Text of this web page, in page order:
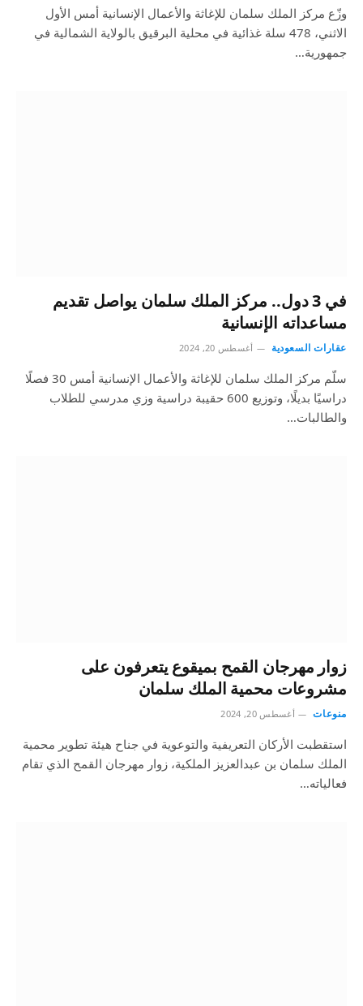
وزّع مركز الملك سلمان للإغاثة والأعمال الإنسانية أمس الأول
الاثني، 478 سلة غذائية في محلية البرقيق بالولاية الشمالية في
جمهورية…
في 3 دول.. مركز الملك سلمان يواصل تقديم
مساعداته الإنسانية
عقارات السعودية أغسطس 20, 2024
سلّم مركز الملك سلمان للإغاثة والأعمال الإنسانية أمس 30 فصلًا
دراسيًا بديلًا، وتوزيع 600 حقيبة دراسية وزي مدرسي للطلاب
والطالبات…
زوار مهرجان القمح بميقوع يتعرفون على
مشروعات محمية الملك سلمان
منوعات أغسطس 20, 2024
استقطبت الأركان التعريفية والتوعوية في جناح هيئة تطوير محمية
الملك سلمان بن عبدالعزيز الملكية، زوار مهرجان القمح الذي تقام
فعالياته…